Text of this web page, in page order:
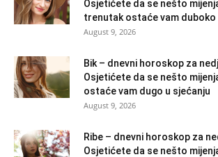
Osjetićete da se nešto
trenutak ostaće vam duboko
August 9, 2026
Bik – dnevni horoskop za
Osjetićete da se nešto
ostaće vam dugo u sjećanju
August 9, 2026
Ribe – dnevni horoskop za
Osjetićete da se nešto